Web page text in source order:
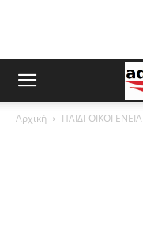
Αρχική ΠΑΙΔΙ-ΟΙΚΟΓΕΝΕΙΑ